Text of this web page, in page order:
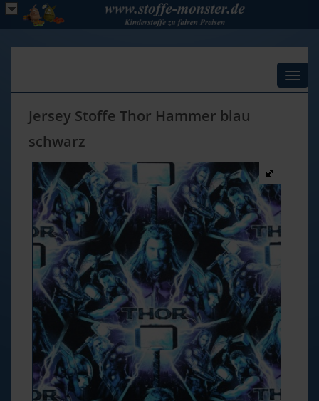
Toggle
Jersey Stoffe Thor Hammer blau
schwarz